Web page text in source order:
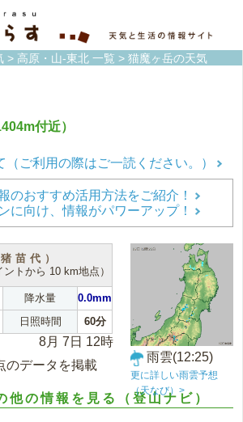
> 高原・山-東北 一覧 > 猫魔ヶ岳の天気
付近）
ご利用の際はご一読ください。）
のおすすめ活用方法をご紹介！
に向け、情報がパワーアップ！
苗代）
ントから 10 km地点）
降水量
0.0mm
日照時間 60分
8月 7日 12時
のデータを掲載
雨雲(12:25)
更に詳しい雨雲予想
（天なび）>
他の情報を見る（登山ナビ）